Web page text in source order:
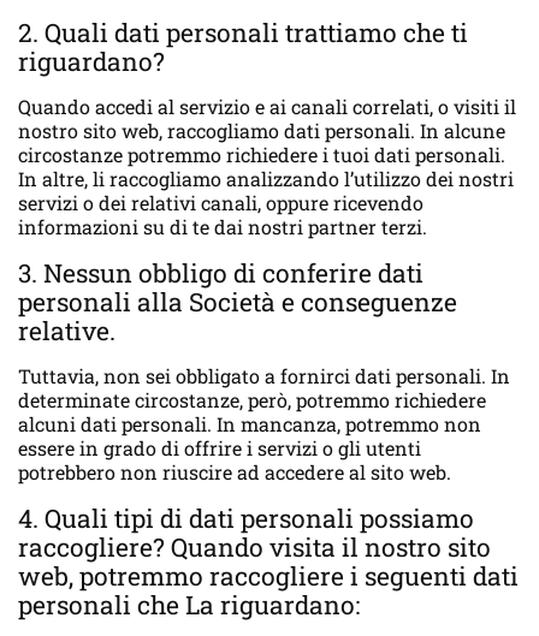
2. Quali dati personali trattiamo che ti
riguardano?
Quando accedi al servizio e ai canali correlati, o visiti il
nostro sito web, raccogliamo dati personali. In alcune
circostanze potremmo richiedere i tuoi dati personali.
In altre, li raccogliamo analizzando l’utilizzo dei nostri
servizi o dei relativi canali, oppure ricevendo
informazioni su di te dai nostri partner terzi.
3. Nessun obbligo di conferire dati
personali alla Società e conseguenze
relative.
Tuttavia, non sei obbligato a fornirci dati personali. In
determinate circostanze, però, potremmo richiedere
alcuni dati personali. In mancanza, potremmo non
essere in grado di offrire i servizi o gli utenti
potrebbero non riuscire ad accedere al sito web.
4. Quali tipi di dati personali possiamo
raccogliere? Quando visita il nostro sito
web, potremmo raccogliere i seguenti dati
personali che La riguardano: